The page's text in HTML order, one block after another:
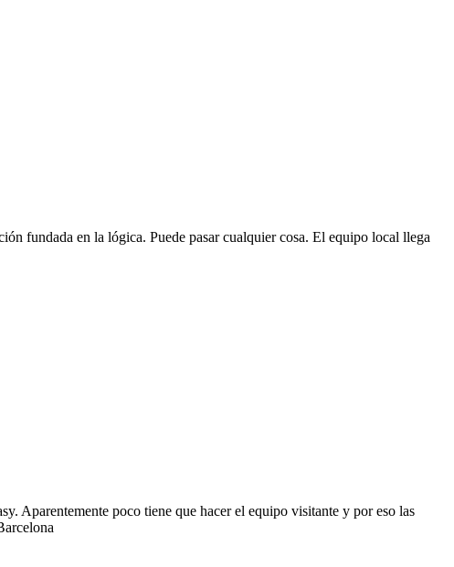
fundada en la lógica. Puede pasar cualquier cosa. El equipo local llega
Aparentemente poco tiene que hacer el equipo visitante y por eso las